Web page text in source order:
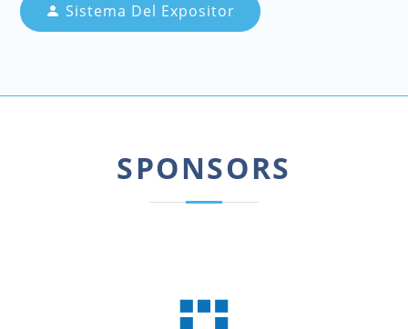
Sistema Del Expositor
SPONSORS